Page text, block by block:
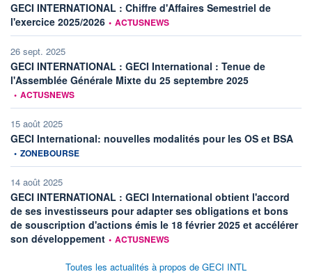
GECI INTERNATIONAL : Chiffre d'Affaires Semestriel de
l'exercice 2025/2026 information fournie par
• ACTUSNEWS
26 sept. 2025
GECI INTERNATIONAL : GECI International : Tenue de
l'Assemblée Générale Mixte du 25 septembre 2025
• ACTUSNEWS
15 août 2025
GECI International: nouvelles modalités pour les OS et BSA
• ZONEBOURSE
14 août 2025
GECI INTERNATIONAL : GECI International obtient l'accord
de ses investisseurs pour adapter ses obligations et bons
de souscription d'actions émis le 18 février 2025 et accélérer
son développementinformation fournie par
• ACTUSNEWS
Toutes les actualités à propos de GECI INTL